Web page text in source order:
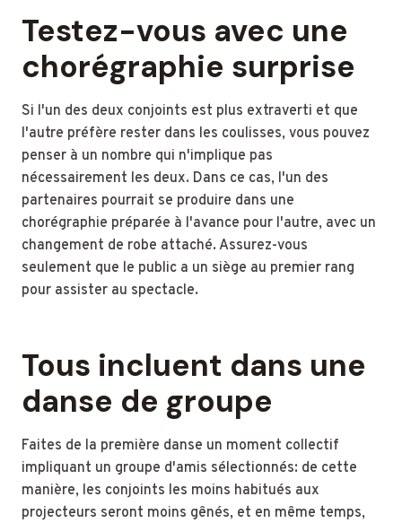
Testez-vous avec une
chorégraphie surprise
Si l'un des deux conjoints est plus extraverti et que
l'autre préfère rester dans les coulisses, vous pouvez
penser à un nombre qui n'implique pas
nécessairement les deux. Dans ce cas, l'un des
partenaires pourrait se produire dans une
chorégraphie préparée à l'avance pour l'autre, avec un
changement de robe attaché. Assurez-vous
seulement que le public a un siège au premier rang
pour assister au spectacle.
Tous incluent dans une
danse de groupe
Faites de la première danse un moment collectif
impliquant un groupe d'amis sélectionnés: de cette
manière, les conjoints les moins habitués aux
projecteurs seront moins gênés, et en même temps,